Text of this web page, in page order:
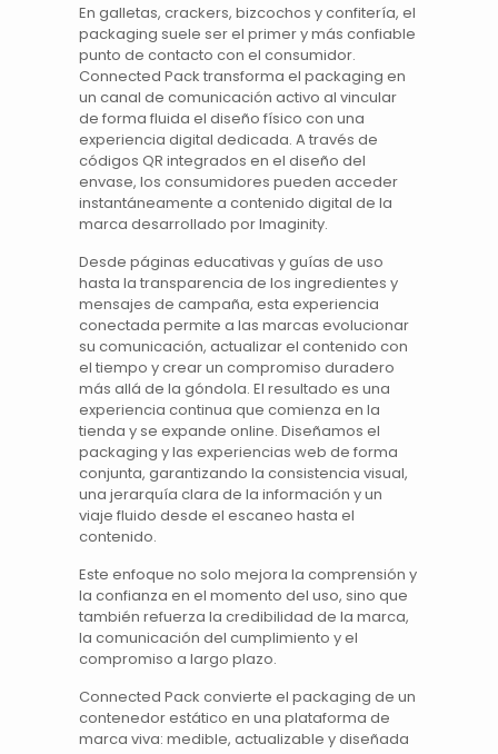
En galletas, crackers, bizcochos y confitería, el
packaging suele ser el primer y más confiable
punto de contacto con el consumidor.
Connected Pack transforma el packaging en
un canal de comunicación activo al vincular
de forma fluida el diseño físico con una
experiencia digital dedicada. A través de
códigos QR integrados en el diseño del
envase, los consumidores pueden acceder
instantáneamente a contenido digital de la
marca desarrollado por Imaginity.
Desde páginas educativas y guías de uso
hasta la transparencia de los ingredientes y
mensajes de campaña, esta experiencia
conectada permite a las marcas evolucionar
su comunicación, actualizar el contenido con
el tiempo y crear un compromiso duradero
más allá de la góndola. El resultado es una
experiencia continua que comienza en la
tienda y se expande online. Diseñamos el
packaging y las experiencias web de forma
conjunta, garantizando la consistencia visual,
una jerarquía clara de la información y un
viaje fluido desde el escaneo hasta el
contenido.
Este enfoque no solo mejora la comprensión y
la confianza en el momento del uso, sino que
también refuerza la credibilidad de la marca,
la comunicación del cumplimiento y el
compromiso a largo plazo.
Connected Pack convierte el packaging de un
contenedor estático en una plataforma de
marca viva: medible, actualizable y diseñada